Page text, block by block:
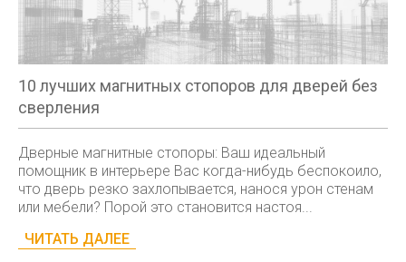
10 лучших магнитных стопоров для дверей без
сверления
Дверные магнитные стопоры: Ваш идеальный
помощник в интерьере Вас когда-нибудь беспокоило,
что дверь резко захлопывается, нанося урон стенам
или мебели? Порой это становится настоя...
ЧИТАТЬ ДАЛЕЕ